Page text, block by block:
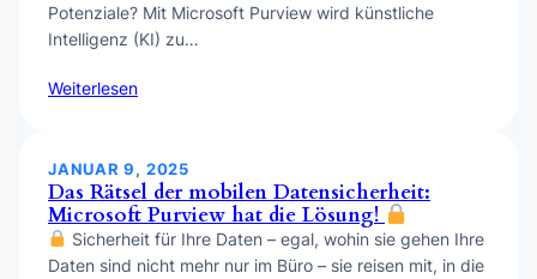
Potenziale? Mit Microsoft Purview wird künstliche
Intelligenz (KI) zu…
Weiterlesen
JANUAR 9, 2025
Das Rätsel der mobilen Datensicherheit:
Microsoft Purview hat die Lösung!
Sicherheit für Ihre Daten – egal, wohin sie gehen Ihre
Daten sind nicht mehr nur im Büro – sie reisen mit, in die